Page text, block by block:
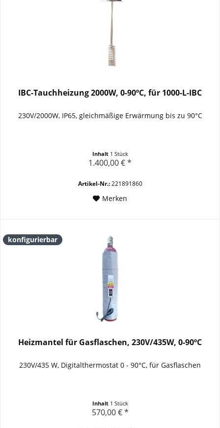
IBC-Tauchheizung 2000W, 0-90ºC, für 1000-L-IBC
230V/2000W, IP65, gleichmäßige Erwärmung bis zu 90°C
Inhalt 1 Stück
1.400,00 € *
Artikel-Nr.:221891860
Merken
konfigurierbar
Heizmantel für Gasflaschen, 230V/435W, 0-90ºC
230V/435 W, Digitalthermostat 0 - 90°C, für Gasflaschen
Inhalt 1 Stück
570,00 € *